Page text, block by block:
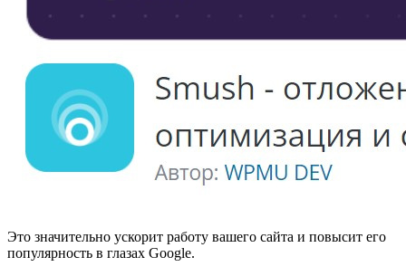
Это значительно ускорит работу вашего сайта и повысит его
популярность в глазах Google.